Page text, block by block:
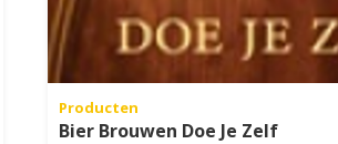
Producten
Bier Brouwen Doe Je Zelf